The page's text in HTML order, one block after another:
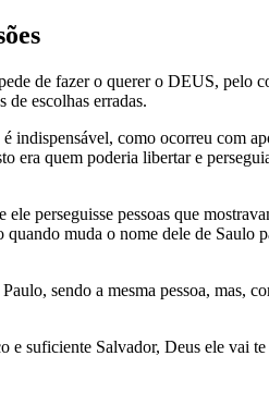
de fazer o querer o DEUS, pelo
de escolhas erradas.
indispensável, como ocorreu com
era quem poderia libertar e
perseguisse pessoas que
muda o nome dele de Saulo
sendo a mesma pessoa, mas,
e suficiente Salvador, Deus ele vai te